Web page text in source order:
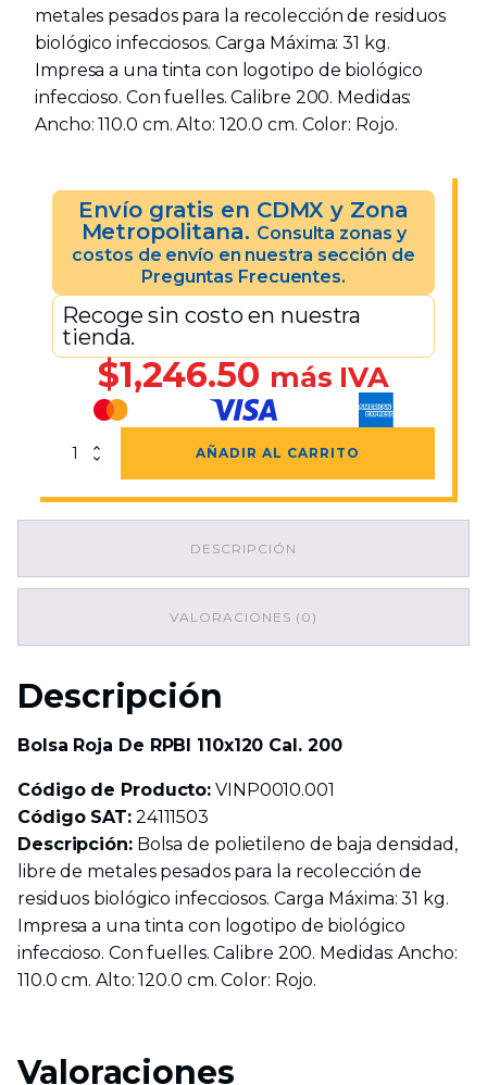
metales pesados para la recolección de residuos
biológico infecciosos. Carga Máxima: 31 kg.
Impresa a una tinta con logotipo de biológico
infeccioso. Con fuelles. Calibre 200. Medidas:
Ancho: 110.0 cm. Alto: 120.0 cm. Color: Rojo.
Envío gratis en CDMX y Zona
Metropolitana. Consulta zonas y
costos de envío en nuestra sección de
Preguntas Frecuentes.
Recoge sin costo en nuestra
tienda.
$1,246.50 más IVA
Bolsa
AÑADIR AL CARRITO
DESCRIPCIÓN
VALORACIONES (0)
Descripción
Bolsa Roja De RPBI 110x120 Cal. 200
Código de Producto: VINP0010.001
Código SAT:24111503
Descripción:Bolsa de polietileno de baja densidad,
libre de metales pesados para la recolección de
residuos biológico infecciosos. Carga Máxima: 31 kg.
Impresa a una tinta con logotipo de biológico
infeccioso. Con fuelles. Calibre 200. Medidas: Ancho:
110.0 cm. Alto: 120.0 cm. Color: Rojo.
Valoraciones